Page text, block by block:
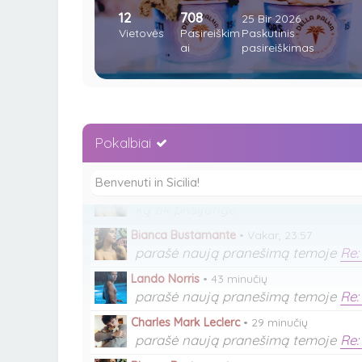
tuo pačiu nieką.
12
Vietovės
708
Pasireiškim
ai
25 Bir 2026
Paskutinis
pasireiškimas
Pokalbiai
Benvenuti in Sicilia!
Charlotte Sine• Vakar, 23:22
parašė naują pranešimą temoje
Lando Norris•Vakar, 23:26
parašė naują pranešimą temoje
parašė naują pranešimą temoje
Charlotte Sine
parašė naują pranešimą temoje
Bianca Bustamante
Bianca Bustamante • Vakar, 23:57
parašė naują pranešimą temoje
Lando Norris • 43 minučių
parašė naują pranešimą temoje
Charles Mark Leclerc• 29 minučių
parašė naują pranešimą temoje